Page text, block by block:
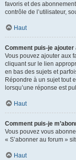
favoris et des
contrôle de l’utilisateur,
Haut
Comment puis-je ajouter
Vous pouvez ajouter aux
cliquant sur le lien
en bas des sujets et
Répondre à un sujet tout
lorsqu’une réponse est
Haut
Comment puis-je
Vous pouvez vous
« S’abonner au forum »
Haut